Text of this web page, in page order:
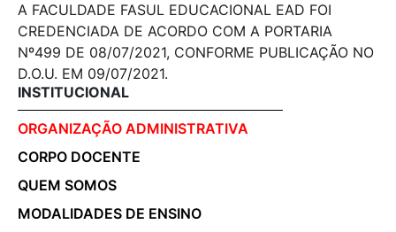
A FACULDADE FASUL EDUCACIONAL EAD FOI
CREDENCIADA DE ACORDO COM A PORTARIA
Nº499 DE 08/07/2021, CONFORME PUBLICAÇÃO NO
D.O.U. EM 09/07/2021.
INSTITUCIONAL
ORGANIZAÇÃO ADMINISTRATIVA
CORPO DOCENTE
QUEM SOMOS
MODALIDADES DE ENSINO